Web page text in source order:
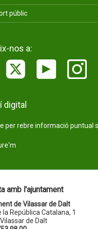
públic
nos a:
digital
per rebre informació puntual
amb l'ajuntament
de Vilassar de Dalt
la República Catalana, 1
de Dalt